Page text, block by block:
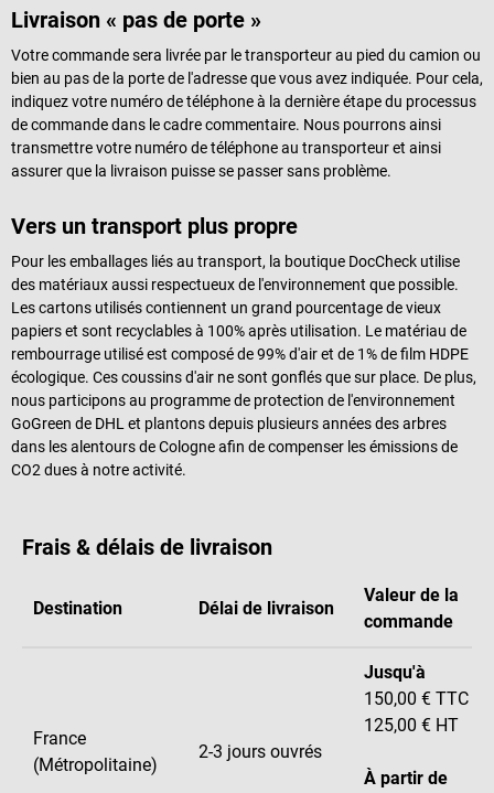
Livraison « pas de porte »
Votre commande sera livrée par le transporteur au pied du camion ou
bien au pas de la porte de l'adresse que vous avez indiquée. Pour cela,
indiquez votre numéro de téléphone à la dernière étape du processus
de commande dans le cadre commentaire. Nous pourrons ainsi
transmettre votre numéro de téléphone au transporteur et ainsi
assurer que la livraison puisse se passer sans problème.
Vers un transport plus propre
Pour les emballages liés au transport, la boutique DocCheck utilise
des matériaux aussi respectueux de l'environnement que possible.
Les cartons utilisés contiennent un grand pourcentage de vieux
papiers et sont recyclables à 100% après utilisation. Le matériau de
rembourrage utilisé est composé de 99% d'air et de 1% de film HDPE
écologique. Ces coussins d'air ne sont gonflés que sur place. De plus,
nous participons au programme de protection de l'environnement
GoGreen de DHL et plantons depuis plusieurs années des arbres
dans les alentours de Cologne afin de compenser les émissions de
CO2 dues à notre activité.
Frais & délais de livraison
Destination Délai de livraison
Valeur de la
commande
France
(Métropolitaine)
2-3 jours ouvrés
Jusqu'à
150,00 € TTC
125,00 € HT
À partir de